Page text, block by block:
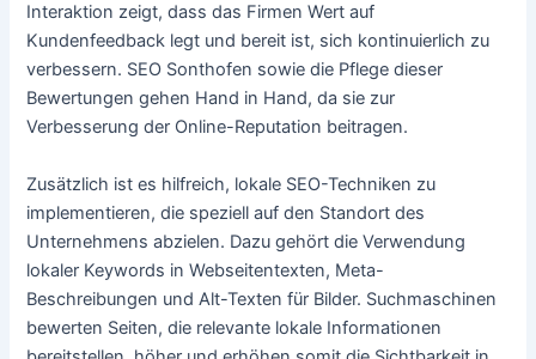
Interaktion zeigt, dass das Firmen Wert auf
Kundenfeedback legt und bereit ist, sich kontinuierlich zu
verbessern. SEO Sonthofen sowie die Pflege dieser
Bewertungen gehen Hand in Hand, da sie zur
Verbesserung der Online-Reputation beitragen.
Zusätzlich ist es hilfreich, lokale SEO-Techniken zu
implementieren, die speziell auf den Standort des
Unternehmens abzielen. Dazu gehört die Verwendung
lokaler Keywords in Webseitentexten, Meta-
Beschreibungen und Alt-Texten für Bilder. Suchmaschinen
bewerten Seiten, die relevante lokale Informationen